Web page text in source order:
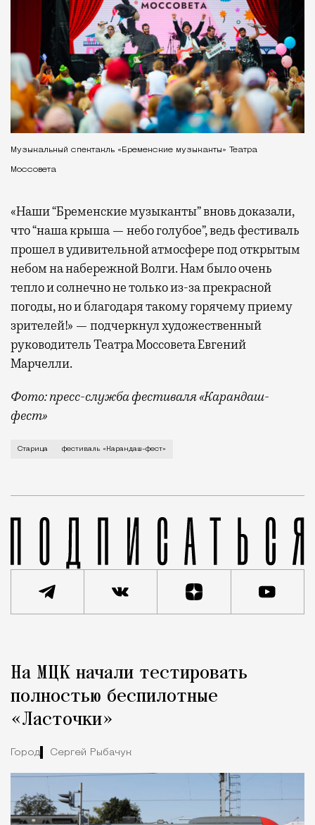
Музыкальный спектакль «Бременские музыканты» Театра
Моссовета
«Наши “Бременские музыканты” вновь доказали,
что “наша крыша — небо голубое”, ведь фестиваль
прошел в удивительной атмосфере под открытым
небом на набережной Волги. Нам было очень
тепло и солнечно не только из-за прекрасной
погоды, но и благодаря такому горячему приему
зрителей!» — подчеркнул художественный
руководитель Театра Моссовета Евгений
Марчелли.
Фото: пресс-служба фестиваля «Карандаш-
фест»
В минувший уикенд маленькая Старица в
Старица фестиваль «Карандаш-фест»
Город
На МЦК начали тестировать
полностью беспилотные
«Ласточки»
Город Сергей Рыбачук